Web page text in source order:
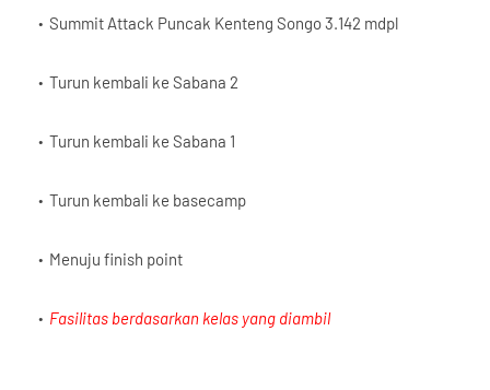
Summit Attack Puncak Kenteng Songo 3.142 mdpl
Turun kembali ke Sabana 2
Turun kembali ke Sabana 1
Turun kembali ke basecamp
Menuju finish point
Fasilitas berdasarkan kelas yang diambil